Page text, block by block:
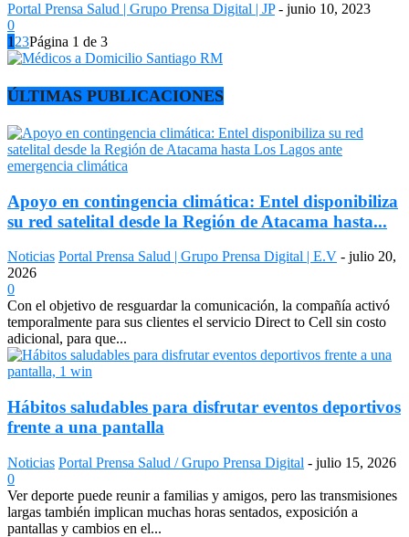
Portal Prensa Salud | Grupo Prensa Digital | JP - junio 10, 2023
0
1 23Página 1 de 3
ÚLTIMAS PUBLICACIONES
Apoyo en contingencia climática: Entel disponibiliza
su red satelital desde la Región de Atacama hasta...
Noticias Portal Prensa Salud | Grupo Prensa Digital | E.V - julio 20,
2026
0
Con el objetivo de resguardar la comunicación, la compañía activó
temporalmente para sus clientes el servicio Direct to Cell sin costo
adicional, para que...
Hábitos saludables para disfrutar eventos deportivos
frente a una pantalla
Noticias Portal Prensa Salud / Grupo Prensa Digital - julio 15, 2026
0
Ver deporte puede reunir a familias y amigos, pero las transmisiones
largas también implican muchas horas sentados, exposición a
pantallas y cambios en el...